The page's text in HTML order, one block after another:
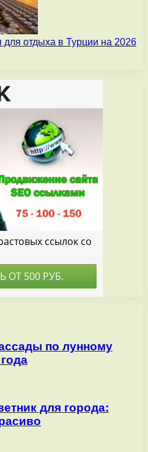
отдыха в Турции на 2026
по лунному
для города: